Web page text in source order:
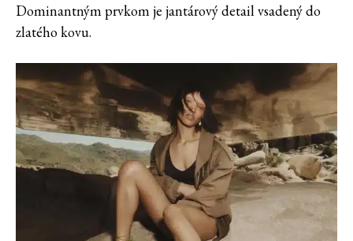
Dominantným prvkom je jantárový detail vsadený do
zlatého kovu.